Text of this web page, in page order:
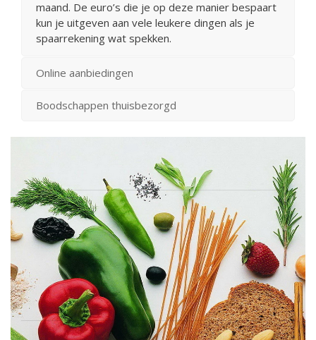
maand. De euro’s die je op deze manier bespaart
kun je uitgeven aan vele leukere dingen als je
spaarrekening wat spekken.
Online aanbiedingen
Boodschappen thuisbezorgd